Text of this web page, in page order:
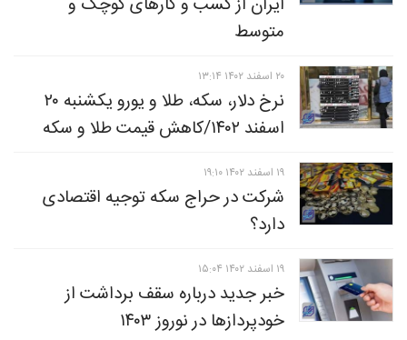
متوسط
۲۰ اسفند ۱۴۰۲ ۱۳:۱۴
نرخ دلار، سکه، طلا و یورو یکشنبه ۲۰
اسفند ۱۴۰۲/کاهش قیمت طلا و سکه
۱۹ اسفند ۱۴۰۲ ۱۹:۱۰
شرکت در حراج سکه توجیه اقتصادی
دارد؟
۱۹ اسفند ۱۴۰۲ ۱۵:۰۴
خبر جدید درباره سقف برداشت از
خودپرداز‌ها در نوروز ۱۴۰۳